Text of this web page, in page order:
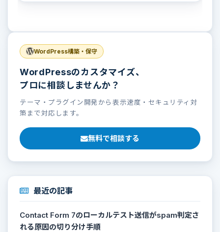
WordPress構築・保守
WordPressのカスタマイズ、
プロに相談しませんか？
テーマ・プラグイン開発から表示速度・セキュリティ対
策まで対応します。
無料で相談する
最近の記事
Contact Form 7のローカルテスト送信がspam判定さ
れる原因の切り分け手順